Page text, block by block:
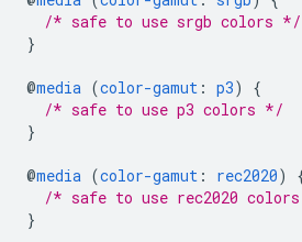
/* safe to use srgb colors */
}
@media (color-gamut : p3)
{
/* safe to use p3 colors */
}
@media (color-gamut : rec2020)
/* safe to use rec2020
}